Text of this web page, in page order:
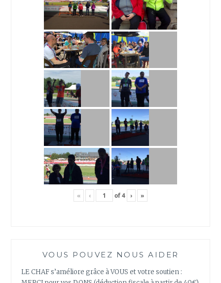
« ‹ of4 › »
VOUS POUVEZ NOUS AIDER
LE CHAF s’améliore grâce à VOUS et votre soutien :